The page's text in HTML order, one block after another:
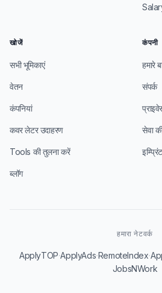
खोजें
सभी भूमिकाएं
वेतन
कंपनियां
कवर लेटर उदाहरण
Tools की तुलना करें
ब्लॉग
कंपनी
हमारे
संपर्क
सेवा
इम्प्रिंट
हमारा नेटवर्क
ApplyTOP·ApplyAds·RemoteIndex·
JobsNWork